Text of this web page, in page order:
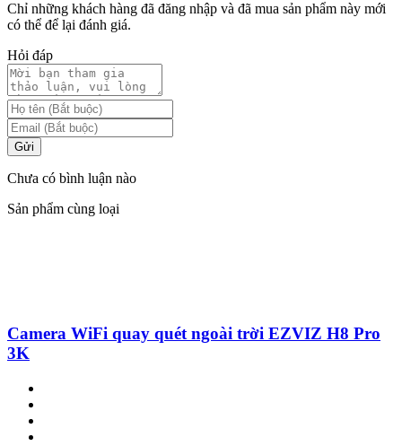
Chỉ những khách hàng đã đăng nhập và đã mua sản phẩm này mới
có thể để lại đánh giá.
Hỏi đáp
Gửi
Chưa có bình luận nào
Sản phẩm cùng loại
Camera WiFi quay quét ngoài trời EZVIZ H8 Pro
3K